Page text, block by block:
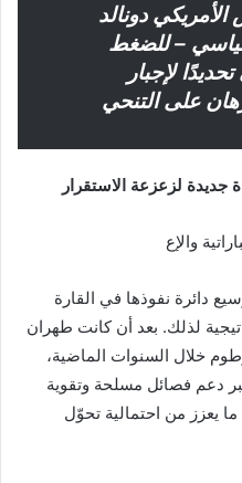
دونالد
– للضغط
لإجبار
على التنحي
جديدة لزعزعة الاستقرار
والإع
دائرة نفوذها في القارة
لذلك. بعد أن كانت طهران
خلال السنوات الماضية،
دعم فصائل مسلحة وتقوية
ما يعزز من احتمالية تحوّل